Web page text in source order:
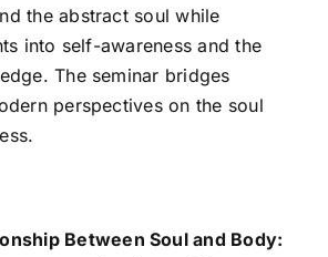
the abstract soul while
into self-awareness and the
The seminar bridges
perspectives on the soul
Between Soul and Body: